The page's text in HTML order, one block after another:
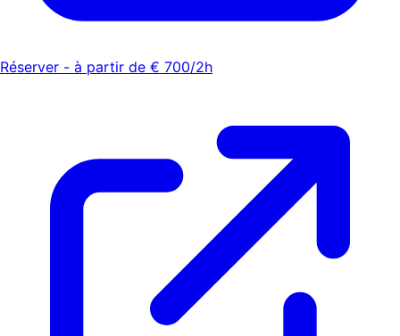
Réserver - à partir de € 700/2h